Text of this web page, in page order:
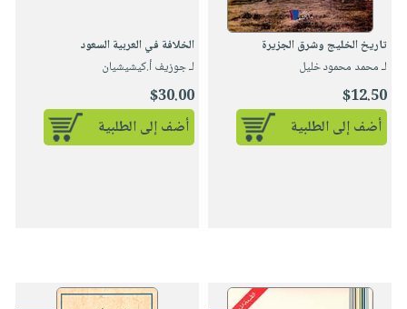
تاريخ الخليج وشرق الجزيرة
لـ محمد محمود خليل
$12.50
أضف إلى الطلبية
الخلافة في العربية السعود
لـ جوزيف أ.كيشيشيان
$30.00
أضف إلى الطلبية